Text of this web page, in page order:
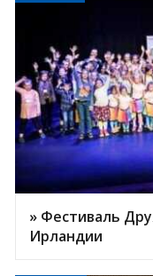
» Фестиваль
Ирландии